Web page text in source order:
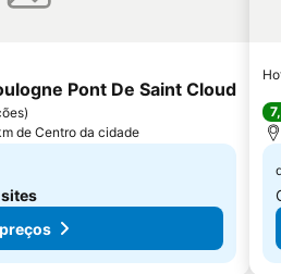
Pont De Saint Cloud
)
de Centro da cidade
sites